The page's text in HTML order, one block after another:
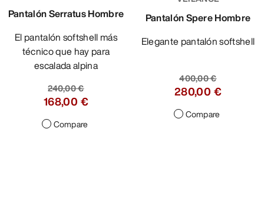
Pantalón Serratus Hombre
El pantalón softshell más
técnico que hay para
escalada alpina
240,00 €
168,00 €
Compare
Pantalón Spere Hombre
Elegante pantalón softshell
400,00 €
280,00 €
Compare